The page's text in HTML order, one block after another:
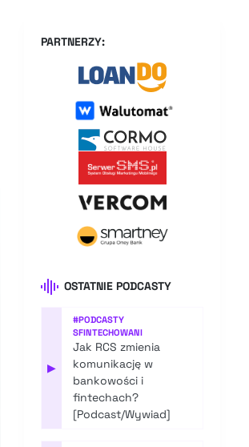
PARTNERZY:
OSTATNIE PODCASTY
▶
#PODCASTY
SFINTECHOWANI
Jak RCS zmienia
komunikację w
bankowości i
fintechach?
[Podcast/Wywiad]